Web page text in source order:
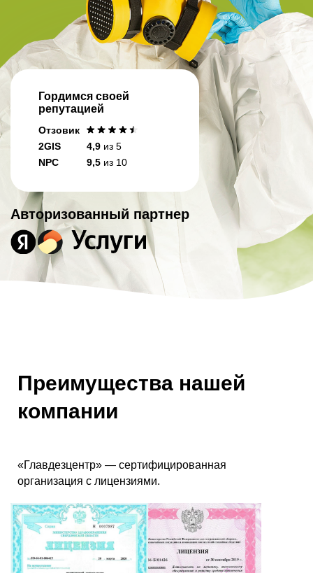
Гордимся своей
репутацией
Отзовик
2GIS
4,9 из 5
NPC
9,5 из 10
Авторизованный партнер
Преимущества нашей
компании
«Главдезцентр» — сертифицированная
организация с лицензиями.